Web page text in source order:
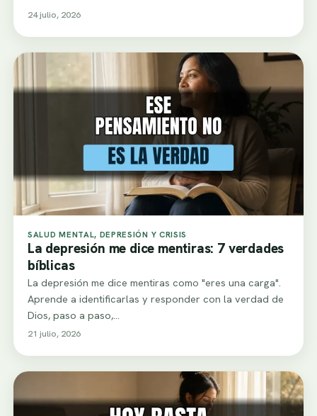
24 julio, 2026
SALUD MENTAL, DEPRESIÓN Y CRISIS
La depresión me dice mentiras: 7 verdades
bíblicas
La depresión me dice mentiras como "eres una carga".
Aprende a identificarlas y responder con la verdad de
Dios, paso a paso,…
21 julio, 2026